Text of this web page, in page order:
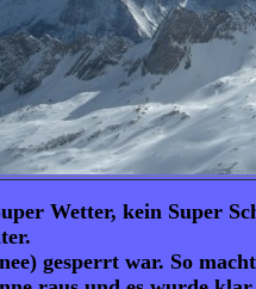
Wetter, kein Super
gesperrt war. So